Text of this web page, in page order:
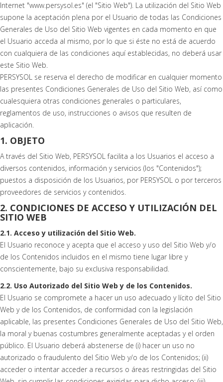
Internet "www.persysol.es" (el "Sitio Web"). La utilización del Sitio Web
supone la aceptación plena por el Usuario de todas las Condiciones
Generales de Uso del Sitio Web vigentes en cada momento en que
el Usuario acceda al mismo, por lo que si éste no está de acuerdo
con cualquiera de las condiciones aquí establecidas, no deberá usar
este Sitio Web.
PERSYSOL se reserva el derecho de modificar en cualquier momento
las presentes Condiciones Generales de Uso del Sitio Web, así como
cualesquiera otras condiciones generales o particulares,
reglamentos de uso, instrucciones o avisos que resulten de
aplicación.
1. OBJETO
A través del Sitio Web, PERSYSOL facilita a los Usuarios el acceso a
diversos contenidos, información y servicios (los "Contenidos");
puestos a disposición de los Usuarios, por PERSYSOL o por terceros
proveedores de servicios y contenidos.
2. CONDICIONES DE ACCESO Y UTILIZACIÓN DEL
SITIO WEB
2.1. Acceso y utilización del Sitio Web.
El Usuario reconoce y acepta que el acceso y uso del Sitio Web y/o
de los Contenidos incluidos en el mismo tiene lugar libre y
conscientemente, bajo su exclusiva responsabilidad.
2.2. Uso Autorizado del Sitio Web y de los Contenidos.
El Usuario se compromete a hacer un uso adecuado y lícito del Sitio
Web y de los Contenidos, de conformidad con la legislación
aplicable, las presentes Condiciones Generales de Uso del Sitio Web,
la moral y buenas costumbres generalmente aceptadas y el orden
público. El Usuario deberá abstenerse de (i) hacer un uso no
autorizado o fraudulento del Sitio Web y/o de los Contenidos; (ii)
acceder o intentar acceder a recursos o áreas restringidas del Sitio